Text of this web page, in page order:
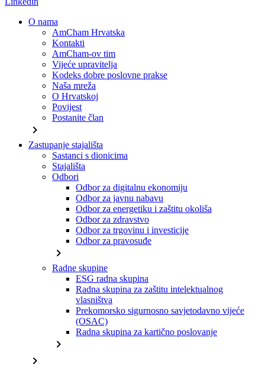
O nama
AmCham Hrvatska
Kontakti
AmCham-ov tim
Vijeće upravitelja
Kodeks dobre poslovne prakse
Naša mreža
O Hrvatskoj
Povijest
Postanite član
chevron_right
Zastupanje stajališta
Sastanci s dionicima
Stajališta
Odbori
Odbor za digitalnu ekonomiju
Odbor za javnu nabavu
Odbor za energetiku i zaštitu okoliša
Odbor za zdravstvo
Odbor za trgovinu i investicije
Odbor za pravosuđe
chevron_right
Radne skupine
ESG radna skupina
Radna skupina za zaštitu intelektualnog
vlasništva
Prekomorsko sigurnosno savjetodavno vijeće
(OSAC)
Radna skupina za kartično poslovanje
chevron_right
chevron_right